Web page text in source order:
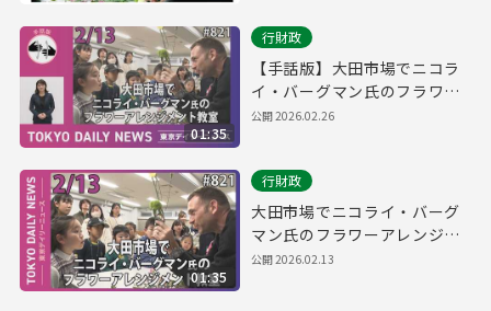
01:35
行財政
【手話版】大田市場でニコラ
イ・バーグマン氏のフラワー
アレンジメント教室（令和8年
公開2026.02.26
01:35
行財政
大田市場でニコライ・バーグ
マン氏のフラワーアレンジメ
ント教室（令和8年2月13日 東
公開2026.02.13